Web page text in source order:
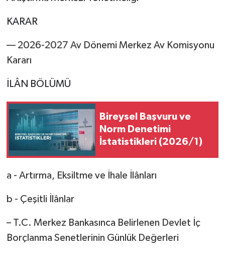
KARAR
–– 2026-2027 Av Dönemi Merkez Av Komisyonu
Kararı
İLÂN BÖLÜMÜ
Bireysel Başvuru ve
Norm Denetimi
İstatistikleri (2026/1)
a - Artırma, Eksiltme ve İhale İlânları
b - Çeşitli İlânlar
– T.C. Merkez Bankasınca Belirlenen Devlet İç
Borçlanma Senetlerinin Günlük Değerleri